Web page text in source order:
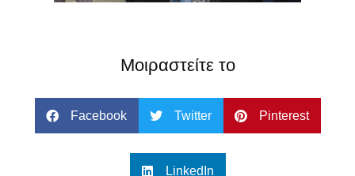
Μοιραστείτε το
Facebook Twitter Pinterest
LinkedIn